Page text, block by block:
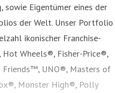
sowie Eigentümer eines der
der Welt. Unser Portfolio
ikonischer Franchise-
Hot Wheels®, Fisher-Price®,
Friends™, UNO®, Masters of
Monster High®, Polly